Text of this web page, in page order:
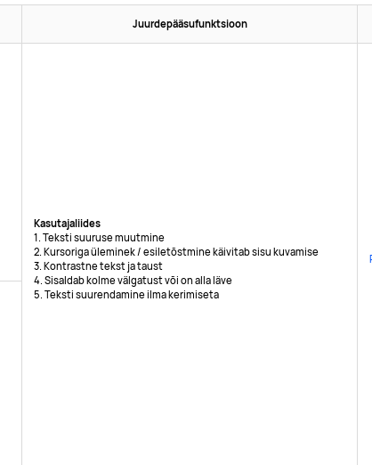
Juurdepääsufunktsioon
Kasutajaliides
1. Teksti suuruse muutmine
2. Kursoriga üleminek / esiletõstmine käivitab sisu kuvamise
3. Kontrastne tekst ja taust
4. Sisaldab kolme välgatust või on alla läve
5. Teksti suurendamine ilma kerimiseta